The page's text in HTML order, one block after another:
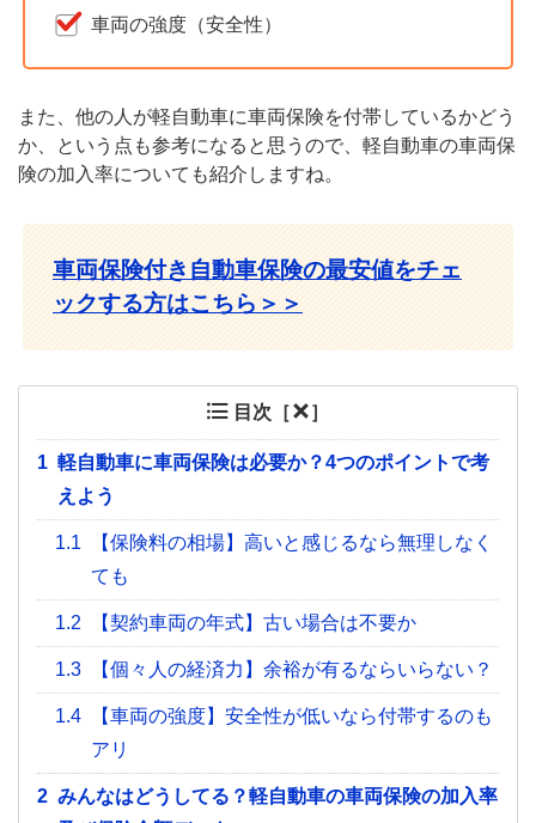
車両の強度（安全性）
また、他の人が軽自動車に車両保険を付帯しているかどう
か、という点も参考になると思うので、軽自動車の車両保
険の加入率についても紹介しますね。
車両保険付き自動車保険の最安値をチェ
ックする方はこちら＞＞
目次［ ］
1 軽自動車に車両保険は必要か？4つのポイントで考
えよう
1.1
【保険料の相場】高いと感じるなら無理しなく
ても
1.2 【契約車両の年式】古い場合は不要か
1.3 【個々人の経済力】余裕が有るならいらない？
1.4
【車両の強度】安全性が低いなら付帯するのも
アリ
2 みんなはどうしてる？軽自動車の車両保険の加入率